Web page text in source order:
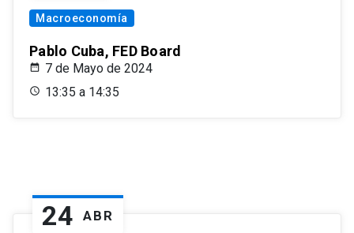
Macroeconomía
Pablo Cuba, FED Board
7 de Mayo de 2024
13:35 a 14:35
24 ABR